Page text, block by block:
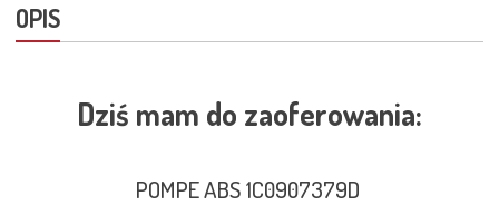
OPIS
Dziś mam do zaoferowania:
POMPE ABS 1C0907379D